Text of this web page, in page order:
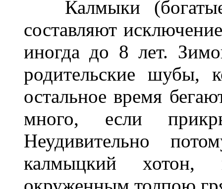
Калмыки
составляют
иногда до 8 лет.
родительские
остальное время
много, если
Неудивительно
калмыцкий хотон,